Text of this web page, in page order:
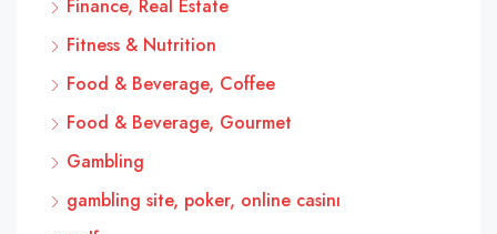
Finance, Real Estate
Fitness & Nutrition
Food & Beverage, Coffee
Food & Beverage, Gourmet
Gambling
gambling site, poker, online casinı